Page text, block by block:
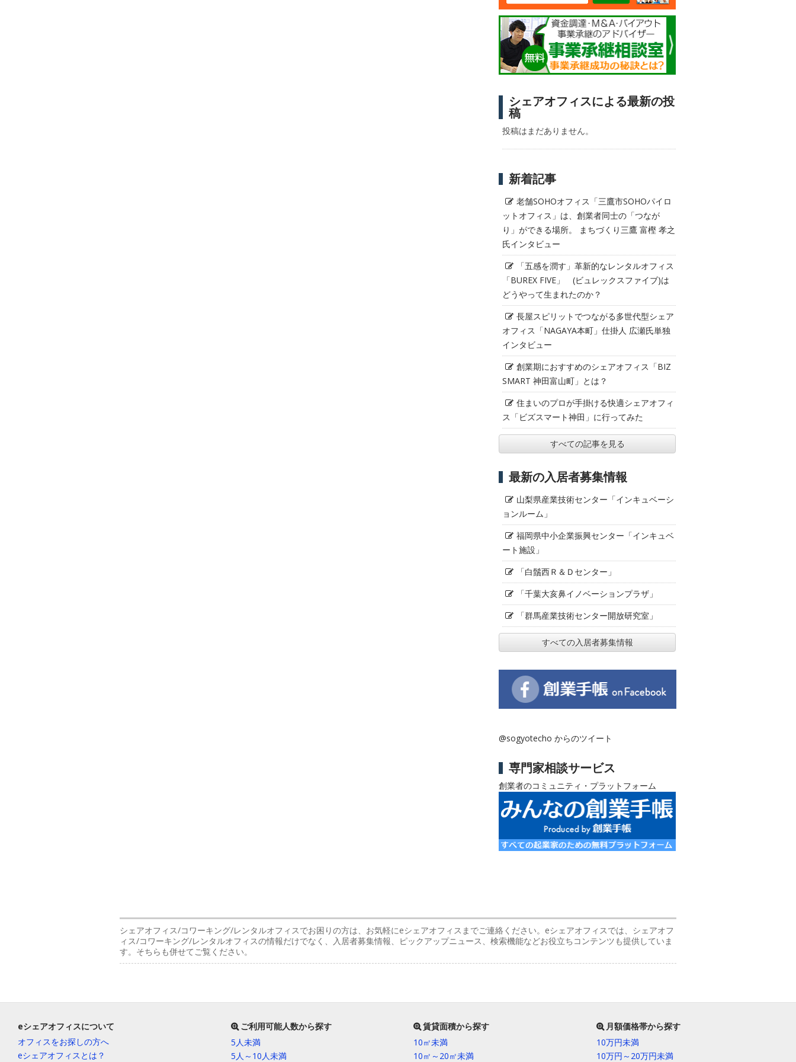
シェアオフィスによる最新の投
稿
投稿はまだありません。
新着記事
老舗SOHOオフィス「三鷹市SOHOパイロ
ットオフィス」は、創業者同士の「つなが
り」ができる場所。 まちづくり三鷹 富樫 孝之
氏インタビュー
「五感を潤す」革新的なレンタルオフィス
「BUREX FIVE」 (ビュレックスファイブ)は
どうやって生まれたのか？
長屋スピリットでつながる多世代型シェア
オフィス「NAGAYA本町」仕掛人 広瀬氏単独
インタビュー
創業期におすすめのシェアオフィス「BIZ
SMART 神田富山町」とは？
住まいのプロが手掛ける快適シェアオフィ
ス「ビズスマート神田」に行ってみた
すべての記事を見る
最新の入居者募集情報
山梨県産業技術センター「インキュベーシ
ョンルーム」
福岡県中小企業振興センター「インキュベ
ート施設」
「白鬚西Ｒ＆Ｄセンター」
「千葉大亥鼻イノベーションプラザ」
「群馬産業技術センター開放研究室」
すべての入居者募集情報
@sogyotecho からのツイート
専門家相談サービス
創業者のコミュニティ・プラットフォーム
シェアオフィス/コワーキング/レンタルオフィスでお困りの方は、お気軽にeシェアオフィスまでご連絡ください。eシェアオフィスでは、シェアオフ
ィス/コワーキング/レンタルオフィスの情報だけでなく、入居者募集情報、ピックアップニュース、検索機能などお役立ちコンテンツも提供していま
す。そちらも併せてご覧ください。
eシェアオフィスについて
オフィスをお探しの方へ
eシェアオフィスとは？
ご利用可能人数から探す
5人未満
5人～10人未満
賃貸面積から探す
10㎡未満
10㎡～20㎡未満
月額価格帯から探す
10万円未満
10万円～20万円未満